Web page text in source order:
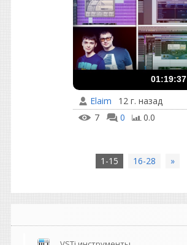
01:19:37
Elaim
12 г. назад
7
0 0.0
1-15 16-28 »